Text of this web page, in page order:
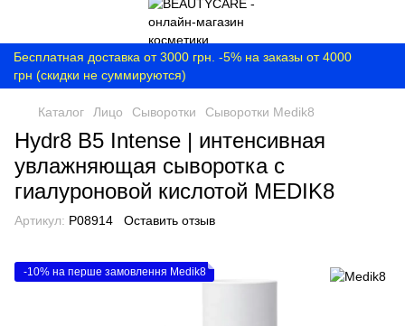
Бесплатная доставка от 3000 грн. -5% на заказы от 4000
грн (скидки не суммируются)
Каталог Лицо Сыворотки Сыворотки Medik8
Hydr8 B5 Intense | интенсивная
увлажняющая сыворотка с
гиалуроновой кислотой MEDIK8
Артикул: P08914 Оставить отзыв
-10% на перше замовлення Medik8